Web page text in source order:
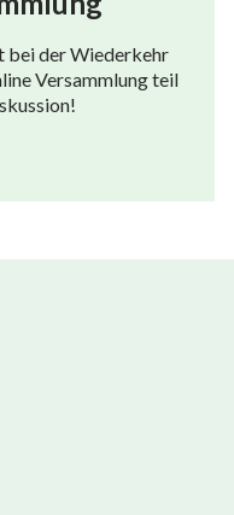
bei der Wiederkehr
Versammlung teil